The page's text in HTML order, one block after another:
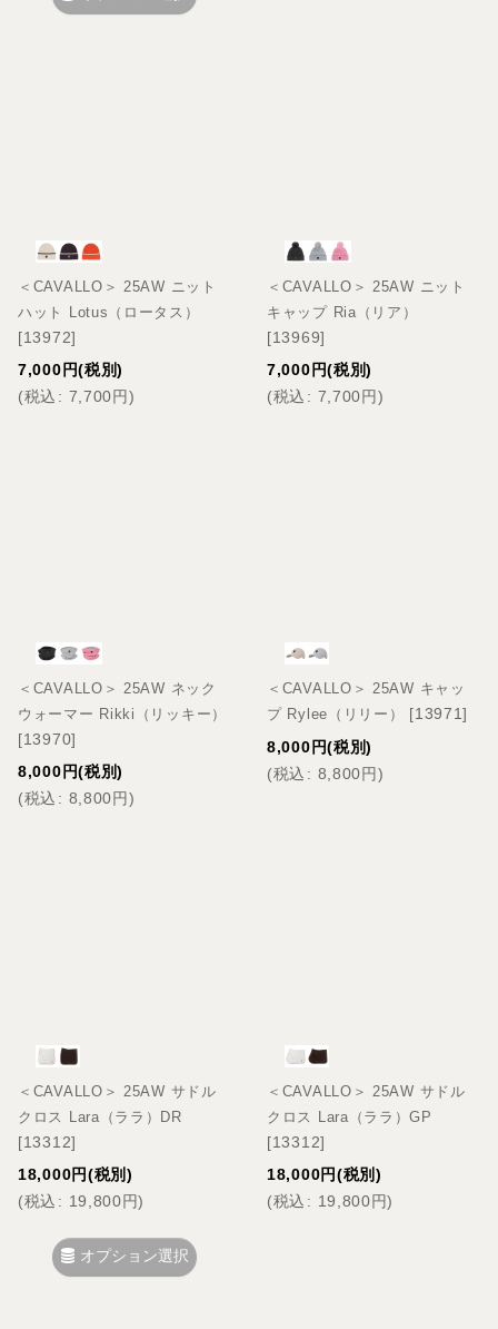
＜CAVALLO＞ 25AW ニット
ハット Lotus（ロータス）
[13972]
7,000 円(税別)
(税込 : 7,700円)
＜CAVALLO＞ 25AW ニット
キャップ Ria（リア）
[13969]
7,000 円(税別)
(税込 : 7,700円)
＜CAVALLO＞ 25AW ネック
ウォーマー Rikki（リッキー）
[13970]
8,000 円(税別)
(税込 : 8,800円)
＜CAVALLO＞ 25AW キャッ
プ Rylee（リリー）
[13971]
8,000 円(税別)
(税込 : 8,800円)
＜CAVALLO＞ 25AW サドル
クロス Lara（ララ）DR
[13312]
18,000円(税別)
(税込 : 19,800円)
オプション選択
＜CAVALLO＞ 25AW サドル
クロス Lara（ララ）GP
[13312]
18,000円(税別)
(税込 : 19,800円)